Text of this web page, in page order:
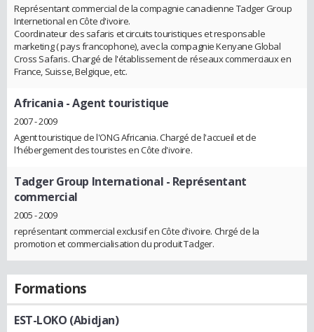
Représentant commercial de la compagnie canadienne Tadger Group
Internetional en Côte d'ivoire.
Coordinateur des safaris et circuits touristiques et responsable
marketing ( pays francophone), avec la compagnie Kenyane Global
Cross Safaris. Chargé de l'établissement de réseaux commerciaux en
France, Suisse, Belgique, etc.
Africania - Agent touristique
2007 - 2009
Agent touristique de l'ONG Africania. Chargé de l'accueil et de
l'hébergement des touristes en Côte d'ivoire.
Tadger Group International - Représentant
commercial
2005 - 2009
représentant commercial exclusif en Côte d'ivoire. Chrgé de la
promotion et commercialisation du produit Tadger.
Formations
EST-LOKO (Abidjan)